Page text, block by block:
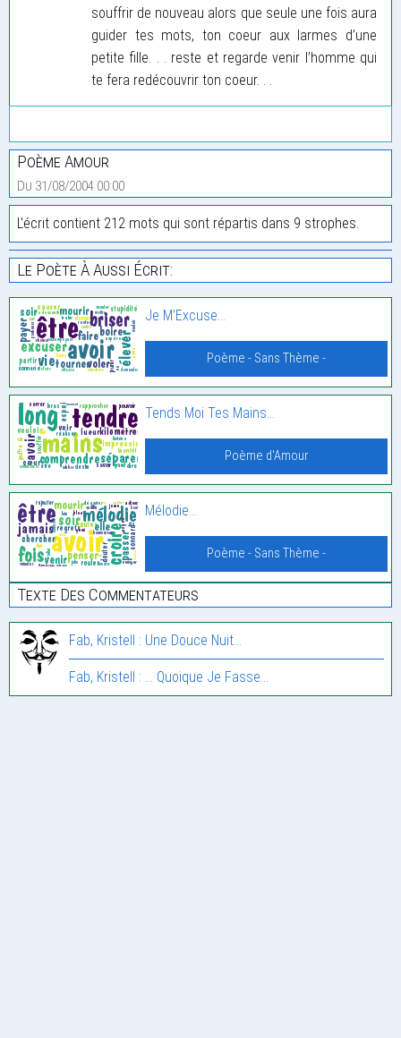
souffrir de nouveau alors que seule une fois aura
guider tes mots, ton coeur aux larmes d’une
petite fille. . . reste et regarde venir l’homme qui
te fera redécouvrir ton coeur. . .
Poème Amour
Du 31/08/2004 00:00
L'écrit contient 212 mots qui sont répartis dans 9 strophes.
Le Poète À Aussi Écrit:
Je M’Excuse…
Poème - Sans Thème -
Tends Moi Tes Mains…
Poème d'Amour
Mélodie…
Poème - Sans Thème -
Texte Des Commentateurs
Fab, Kristell : Une Douce Nuit…
Fab, Kristell : … Quoique Je Fasse…